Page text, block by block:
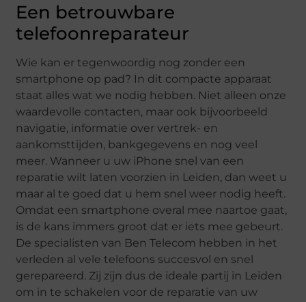
Een betrouwbare
telefoonreparateur
Wie kan er tegenwoordig nog zonder een
smartphone op pad? In dit compacte apparaat
staat alles wat we nodig hebben. Niet alleen onze
waardevolle contacten, maar ook bijvoorbeeld
navigatie, informatie over vertrek- en
aankomsttijden, bankgegevens en nog veel
meer. Wanneer u uw iPhone snel van een
reparatie wilt laten voorzien in Leiden, dan weet u
maar al te goed dat u hem snel weer nodig heeft.
Omdat een smartphone overal mee naartoe gaat,
is de kans immers groot dat er iets mee gebeurt.
De specialisten van Ben Telecom hebben in het
verleden al vele telefoons succesvol en snel
gerepareerd. Zij zijn dus de ideale partij in Leiden
om in te schakelen voor de reparatie van uw